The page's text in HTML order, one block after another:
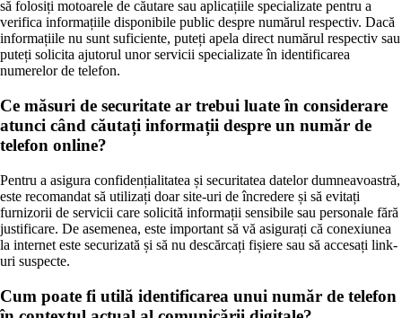
să folosiți motoarele de căutare sau aplicațiile specializate pentru a
verifica informațiile disponibile public despre numărul respectiv. Dacă
informațiile nu sunt suficiente, puteți apela direct numărul respectiv sau
puteți solicita ajutorul unor servicii specializate în identificarea
numerelor de telefon.
Ce măsuri de securitate ar trebui luate în considerare
atunci când căutați informații despre un număr de
telefon online?
Pentru a asigura confidențialitatea și securitatea datelor dumneavoastră,
este recomandat să utilizați doar site-uri de încredere și să evitați
furnizorii de servicii care solicită informații sensibile sau personale fără
justificare. De asemenea, este important să vă asigurați că conexiunea
la internet este securizată și să nu descărcați fișiere sau să accesați link-
uri suspecte.
Cum poate fi utilă identificarea unui număr de telefon